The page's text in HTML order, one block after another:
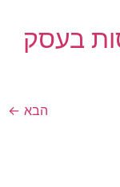
בעסק
הבא ←